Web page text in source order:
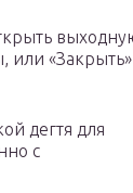
или «Закрыть»
дегтя для
с